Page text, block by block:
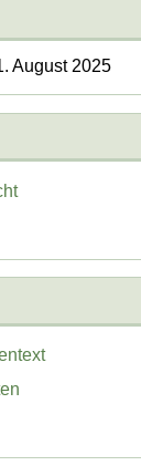
August 2025